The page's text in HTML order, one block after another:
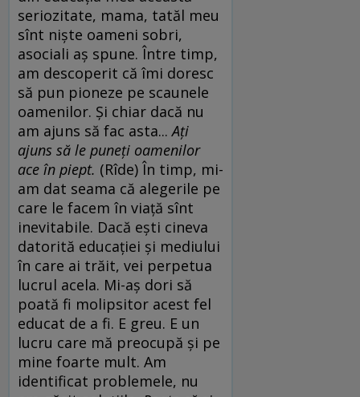
seriozitate, mama, tatăl meu
sînt nişte oameni sobri,
asociali aş spune. Între timp,
am descoperit că îmi doresc
să pun pioneze pe scaunele
oamenilor. Şi chiar dacă nu
am ajuns să fac asta...Aţi
ajuns să le puneţi oamenilor
ace în piept. (Rîde) În timp, mi-
am dat seama că alegerile pe
care le facem în viaţă sînt
inevitabile. Dacă eşti cineva
datorită educaţiei şi mediului
în care ai trăit, vei perpetua
lucrul acela. Mi-aş dori să
poată fi molipsitor acest fel
educat de a fi. E greu. E un
lucru care mă preocupă şi pe
mine foarte mult. Am
identificat problemele, nu